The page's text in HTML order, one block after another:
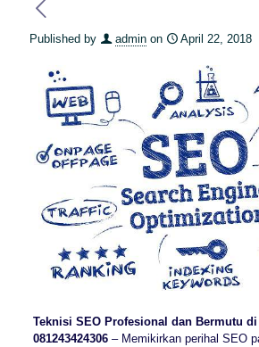
Published by admin on April 22, 2018
Teknisi SEO Profesional dan Bermutu
081243424306– Memikirkan perihal SEO